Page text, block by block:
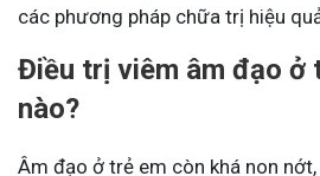
các phương pháp chữa trị hiệu
Điều trị viêm âm đạo ở
nào?
Âm đạo ở trẻ em còn khá non